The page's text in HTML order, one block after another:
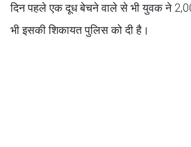
दिन पहले एक दूध बेचने वाले से भी युवक ने
भी इसकी शिकायत पुलिस को दी है।